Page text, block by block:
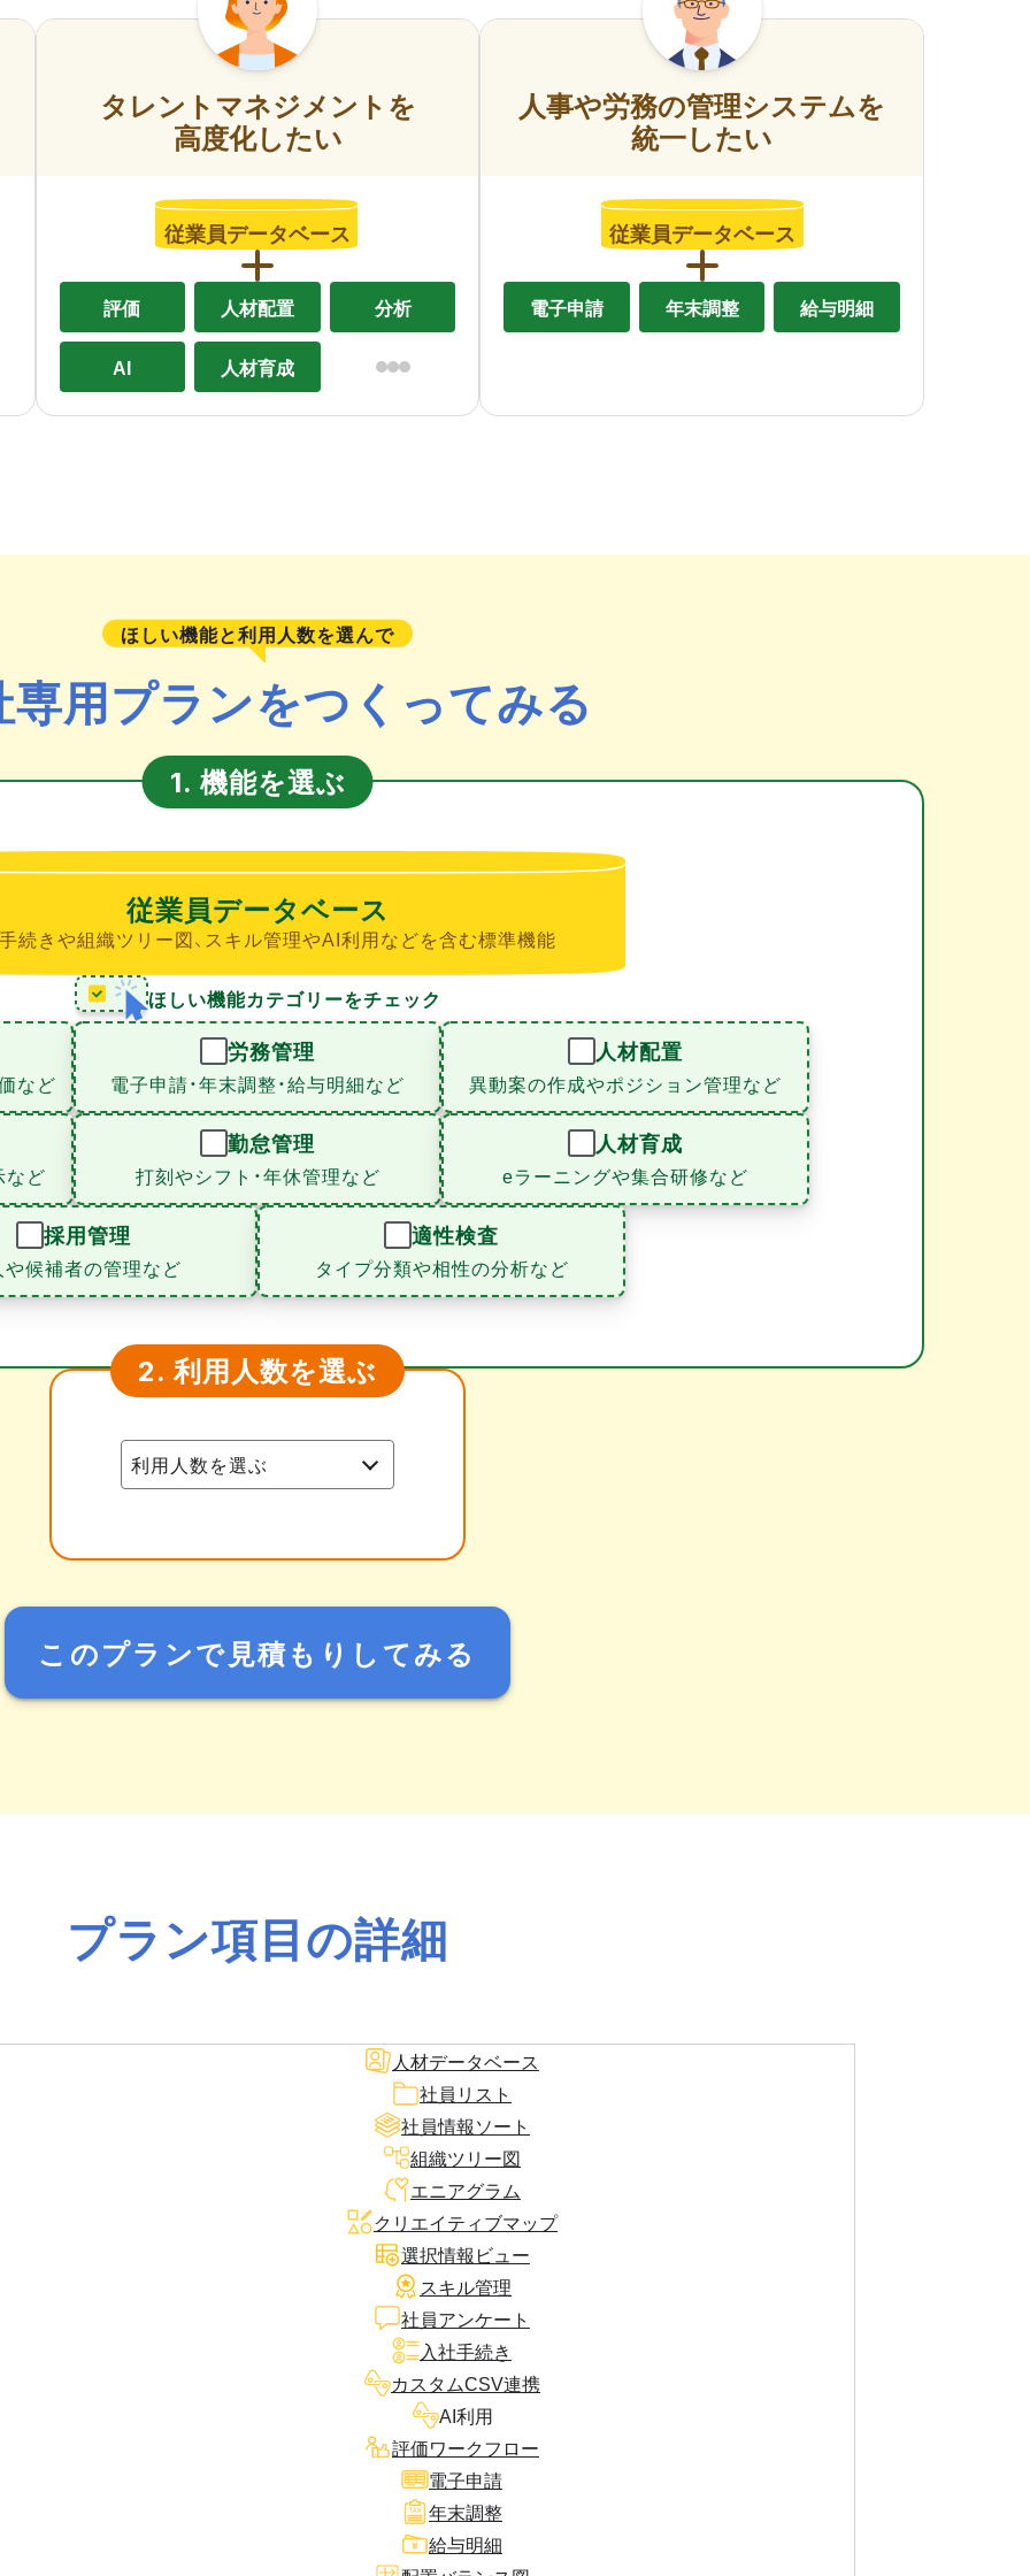
タレントマネジメントを
高度化したい
従業員データベース
評価 人材配置 分析
AI 人材育成
人事や労務の管理システムを
統一したい
従業員データベース
電子申請 年末調整 給与明細
ほしい機能と利用人数を選んで
専用プランをつくってみる
1. 機能を選ぶ
従業員データベース
続きや組織ツリー図、スキル管理やAI利用などを含む標準機能
ほしい機能カテゴリーをチェック
など
労務管理
電子申請・年末調整・給与明細など
人材配置
異動案の作成やポジション管理など
など
勤怠管理
打刻やシフト・年休管理など
人材育成
eラーニングや集合研修など
採用管理
候補者の管理など
適性検査
タイプ分類や相性の分析など
2. 利用人数を選ぶ
このプランで見積もりしてみる
プラン項目の詳細
人材データベース
社員リスト
社員情報ソート
組織ツリー図
エニアグラム
クリエイティブマップ
選択情報ビュー
スキル管理
社員アンケート
入社手続き
カスタムCSV連携
AI利用
評価ワークフロー
電子申請
年末調整
給与明細